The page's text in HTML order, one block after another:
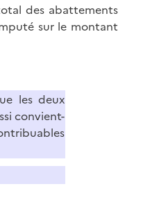
des abattements
sur le montant
les deux
convient-